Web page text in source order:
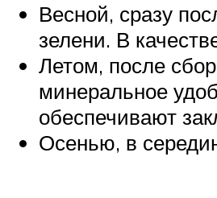
Весной, сразу
зелени. В
Летом, после
минеральное
обеспечивают
Осенью, в